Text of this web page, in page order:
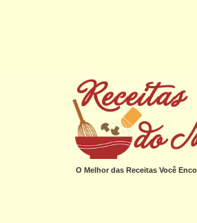
O Melhor das Receitas Você